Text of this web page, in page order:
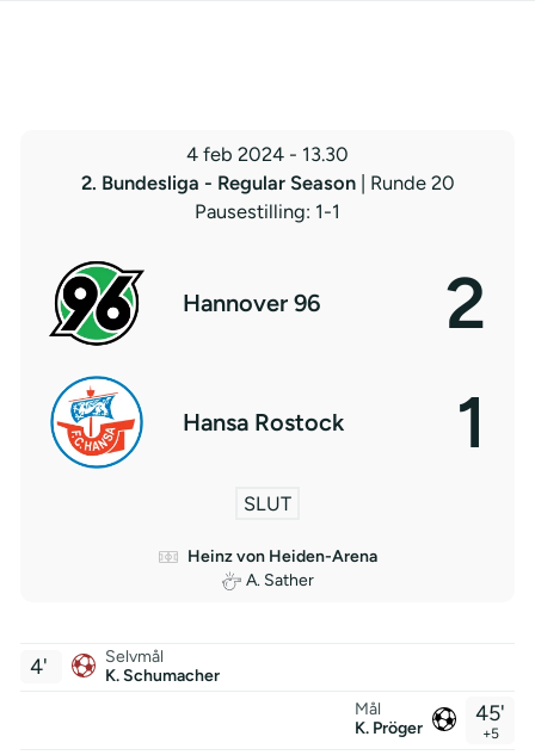
4 feb 2024 - 13.30
2. Bundesliga - Regular Season
| Runde 20
Pausestilling: 1-1
Hannover 96 2
Hansa Rostock 1
SLUT
Heinz von Heiden-Arena
A. Sather
Selvmål
K. Schumacher
4'
45'
+5
Mål
K. Pröger